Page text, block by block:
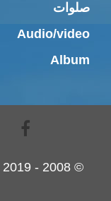
صلوات
Audio/video
Album